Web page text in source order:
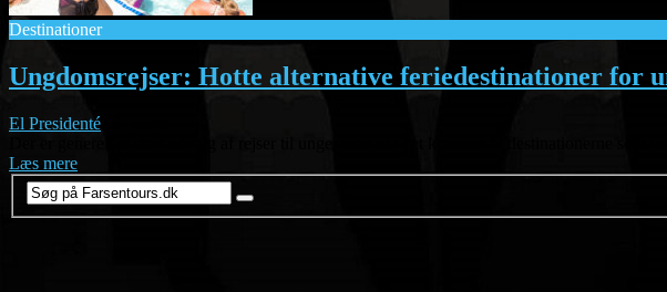
Destinationer
Ungdomsrejser: Hotte alternative feriedestinationer for
El Presidenté
Der er generelt et stort udvalg af rejser til unge, men når det kommer til destinationerne som
Læs mere